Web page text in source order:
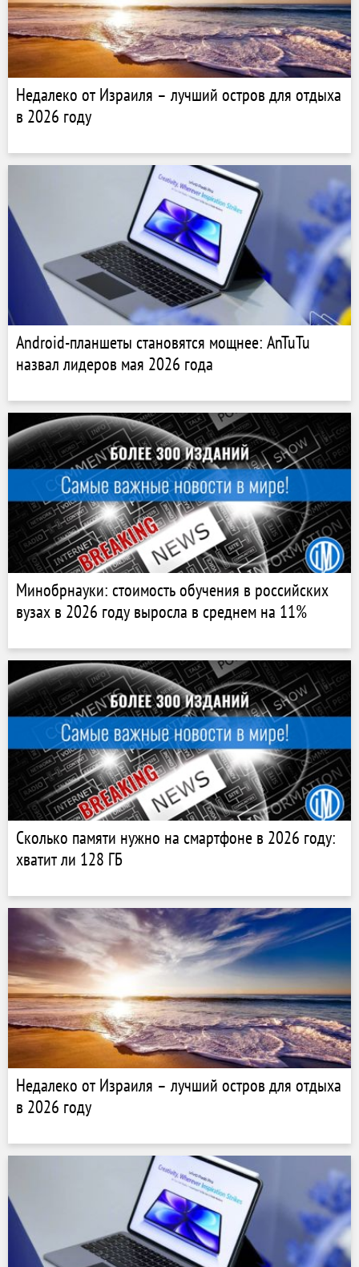
Недалеко от Израиля – лучший остров для отдыха
в 2026 году
Android-планшеты становятся мощнее: AnTuTu
назвал лидеров мая 2026 года
Минобрнауки: стоимость обучения в российских
вузах в 2026 году выросла в среднем на 11%
Сколько памяти нужно на смартфоне в 2026 году:
хватит ли 128 ГБ
Недалеко от Израиля – лучший остров для отдыха
в 2026 году